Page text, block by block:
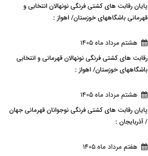
پایان رقابت های کشتی فرنگی نونهالان انتخابی و
قهرمانی باشگاههای خوزستان/ اهواز :
هشتم مرداد ماه 1405
رقابت های کشتی فرنگی نونهالان قهرمانی و انتخابی
باشگاههای خوزستان/ اهواز :
هشتم مرداد ماه 1405
پایان رقابت های کشتی فرنگی نوجوانان قهرمانی جهان
/ آذربایجان :
هفتم مرداد ماه 1405